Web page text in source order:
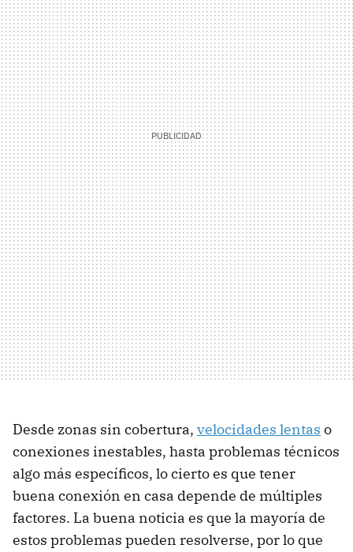
Desde zonas sin cobertura, velocidades lentas o
conexiones inestables, hasta problemas técnicos
algo más específicos, lo cierto es que tener
buena conexión en casa depende de múltiples
factores. La buena noticia es que la mayoría de
estos problemas pueden resolverse, por lo que